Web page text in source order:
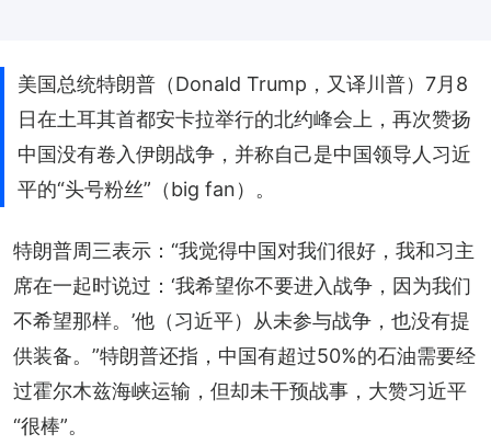
美国总统特朗普（Donald Trump，又译川普）7月8
日在土耳其首都安卡拉举行的北约峰会上，再次赞扬
中国没有卷入伊朗战争，并称自己是中国领导人习近
平的“头号粉丝”（big fan）。
特朗普周三表示：“我觉得中国对我们很好，我和习主
席在一起时说过：‘我希望你不要进入战争，因为我们
不希望那样。’他（习近平）从未参与战争，也没有提
供装备。”特朗普还指，中国有超过50%的石油需要经
过霍尔木兹海峡运输，但却未干预战事，大赞习近平
“很棒”。